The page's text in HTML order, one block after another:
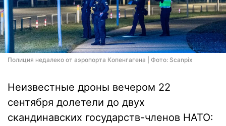
Полиция недалеко от аэропорта Копенгагена | Фото: Scanpix
Неизвестные дроны вечером 22
сентября долетели до двух
скандинавских государств-членов НАТО: